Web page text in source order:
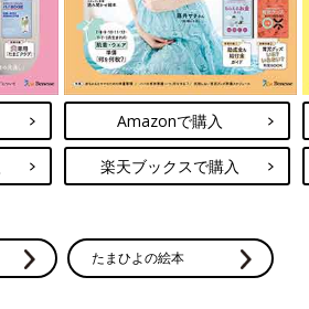
Amazonで購入
楽天ブックスで購入
たまひよの絵本